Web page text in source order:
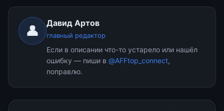
👤 Давид Артов
главный редактор
Если в описании что-то устарело или нашёл
ошибку — пиши в @AFFtop_connect,
поправлю.